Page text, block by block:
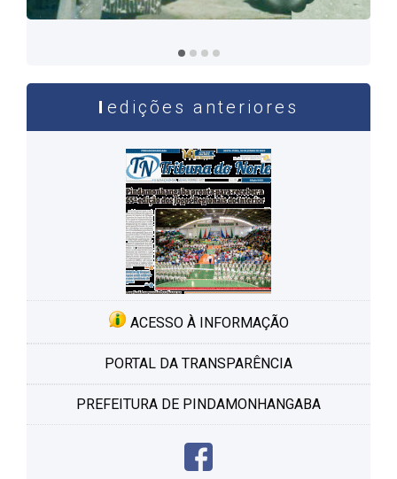
edições anteriores
ACESSO À INFORMAÇÃO
PORTAL DA TRANSPARÊNCIA
PREFEITURA DE PINDAMONHANGABA